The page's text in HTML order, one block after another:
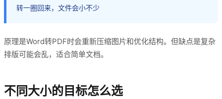
转一圈回来，文件会小不少
原理是Word转PDF时会重新压缩图片和优化结构。但缺点是复杂
排版可能会乱，适合简单文档。
不同大小的目标怎么选